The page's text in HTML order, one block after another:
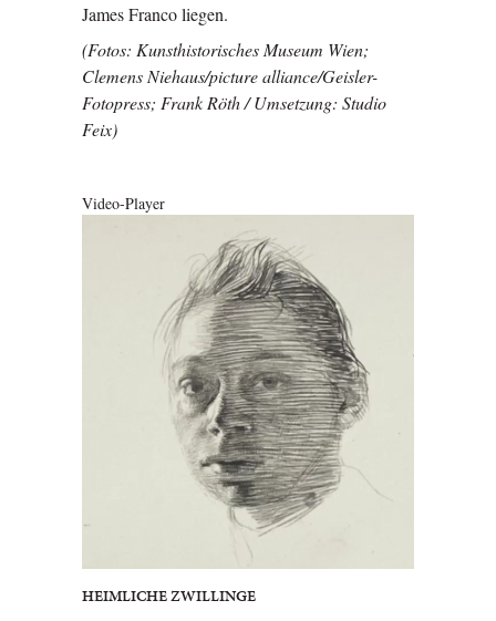
James Franco liegen.
(Fotos: Kunsthistorisches Museum Wien;
Clemens Niehaus/picture alliance/Geisler-
Fotopress; Frank Röth / Umsetzung: Studio
Feix)
Video-Player
HEIMLICHE ZWILLINGE